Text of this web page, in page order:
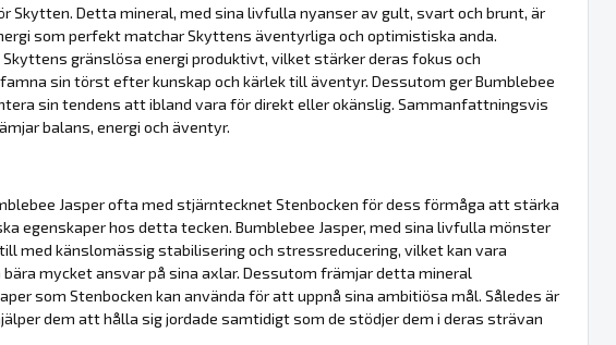
Skytten. Detta mineral, med sina livfulla nyanser av gult, svart och brunt, är
som perfekt matchar Skyttens äventyrliga och optimistiska anda.
gränslösa energi produktivt, vilket stärker deras fokus och
sin törst efter kunskap och kärlek till äventyr. Dessutom ger Bumblebee
sin tendens att ibland vara för direkt eller okänslig. Sammanfattningsvis
balans, energi och äventyr.
Jasper ofta med stjärntecknet Stenbocken för dess förmåga att stärka
egenskaper hos detta tecken. Bumblebee Jasper, med sina livfulla mönster
med känslomässig stabilisering och stressreducering, vilket kan vara
mycket ansvar på sina axlar. Dessutom främjar detta mineral
som Stenbocken kan använda för att uppnå sina ambitiösa mål. Således är
dem att hålla sig jordade samtidigt som de stödjer dem i deras strävan